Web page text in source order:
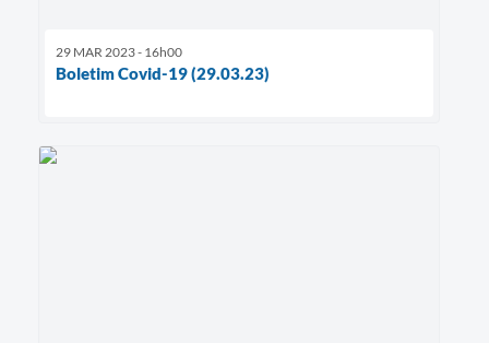
29 MAR 2023 - 16h00
Boletim Covid-19 (29.03.23)